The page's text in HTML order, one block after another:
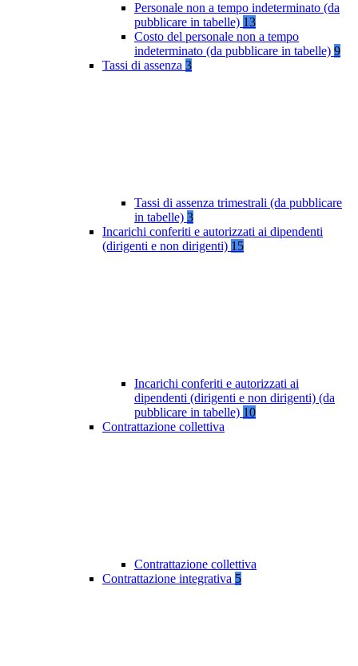
Personale non a tempo indeterminato (da
pubblicare in tabelle) 13
Costo del personale non a tempo
indeterminato (da pubblicare in tabelle) 9
Tassi di assenza 3
Tassi di assenza trimestrali (da pubblicare
in tabelle) 3
Incarichi conferiti e autorizzati ai dipendenti
(dirigenti e non dirigenti) 15
Incarichi conferiti e autorizzati ai
dipendenti (dirigenti e non dirigenti) (da
pubblicare in tabelle) 10
Contrattazione collettiva
Contrattazione collettiva
Contrattazione integrativa 5